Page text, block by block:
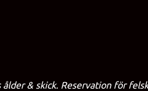
& skick. Reservation för